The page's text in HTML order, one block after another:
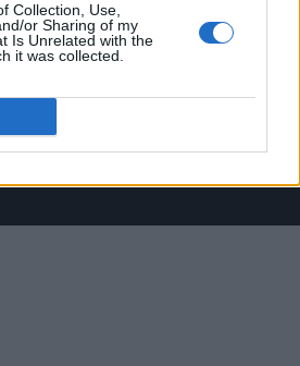
Collection, Use,
or Sharing of my
Is Unrelated with the
it was collected.
alla pubblicazione, e quindi valutati di
autori avessero qualcosa in contrario alla
segnalarlo alla redazione (indirizzo email:
), che provvederà prontamente alla rimozione.
giornalistica, ma un sito di informazione di
è in alcun modo collegato alla A.C. Milan, che ne